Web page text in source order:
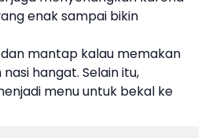
enak sampai bikin
mantap kalau memakan
hangat. Selain itu,
menu untuk bekal ke